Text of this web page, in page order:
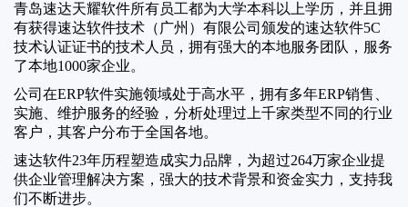
青岛速达天耀软件所有员工都为大学本科以上学历，并且拥
有获得速达软件技术（广州）有限公司颁发的速达软件5C
技术认证证书的技术人员，拥有强大的本地服务团队，服务
了本地1000家企业。
公司在ERP软件实施领域处于高水平，拥有多年ERP销售、
实施、维护服务的经验，分析处理过上千家类型不同的行业
客户，其客户分布于全国各地。
速达软件23年历程塑造成实力品牌，为超过264万家企业提
供企业管理解决方案，强大的技术背景和资金实力，支持我
们不断进步。